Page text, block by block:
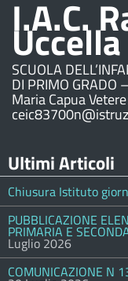
I.A.C.
Uccella
SCUOLA
DI PRIMO
Maria Capua
Ultimi Articoli
Chiusura Istituto
PUBBLICAZIONE
PRIMARIA E
Luglio 2026
COMUNICAZIONE N